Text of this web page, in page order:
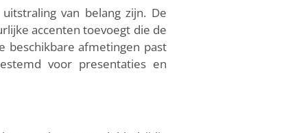
van belang zijn. De
accenten toevoegt die de
beschikbare afmetingen past
voor presentaties en